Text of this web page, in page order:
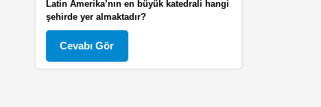
Latin Amerika’nın en büyük katedrali hangi
şehirde yer almaktadır?
Cevabı Gör